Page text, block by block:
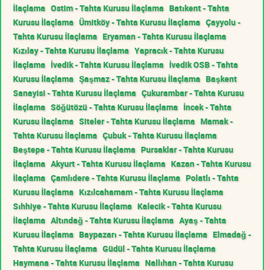
İlaçlama Ostim - Tahta Kurusu İlaçlama Batıkent - Tahta
Kurusu İlaçlama Ümitköy - Tahta Kurusu İlaçlama Çayyolu -
Tahta Kurusu İlaçlama Eryaman - Tahta Kurusu İlaçlama
Kızılay - Tahta Kurusu İlaçlama Yapracık - Tahta Kurusu
İlaçlama İvedik - Tahta Kurusu İlaçlama İvedik OSB - Tahta
Kurusu İlaçlama Şaşmaz - Tahta Kurusu İlaçlama Başkent
Sanayisi - Tahta Kurusu İlaçlama Çukurambar - Tahta Kurusu
İlaçlama Söğütözü - Tahta Kurusu İlaçlama İncek - Tahta
Kurusu İlaçlama Siteler - Tahta Kurusu İlaçlama Mamak -
Tahta Kurusu İlaçlama Çubuk - Tahta Kurusu İlaçlama
Beştepe - Tahta Kurusu İlaçlama Pursaklar - Tahta Kurusu
İlaçlama Akyurt - Tahta Kurusu İlaçlama Kazan - Tahta Kurusu
İlaçlama Çamlıdere - Tahta Kurusu İlaçlama Polatlı - Tahta
Kurusu İlaçlama Kızılcahamam - Tahta Kurusu İlaçlama
Sıhhiye - Tahta Kurusu İlaçlama Kalecik - Tahta Kurusu
İlaçlama Altındağ - Tahta Kurusu İlaçlama Ayaş - Tahta
Kurusu İlaçlama Baypazarı - Tahta Kurusu İlaçlama Elmadağ -
Tahta Kurusu İlaçlama Güdül - Tahta Kurusu İlaçlama
Haymana - Tahta Kurusu İlaçlama Nallıhan - Tahta Kurusu